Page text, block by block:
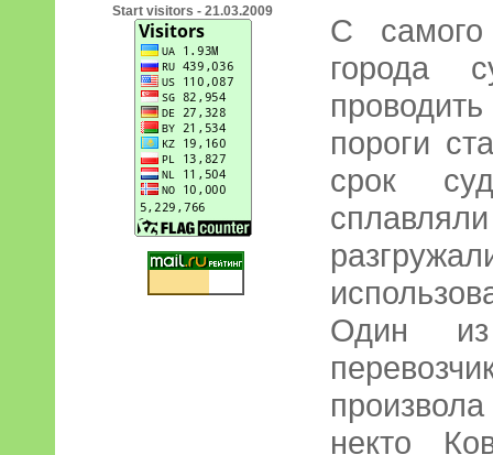
Start visitors - 21.03.2009
С самого
города
пороги
срок
Один из
некто